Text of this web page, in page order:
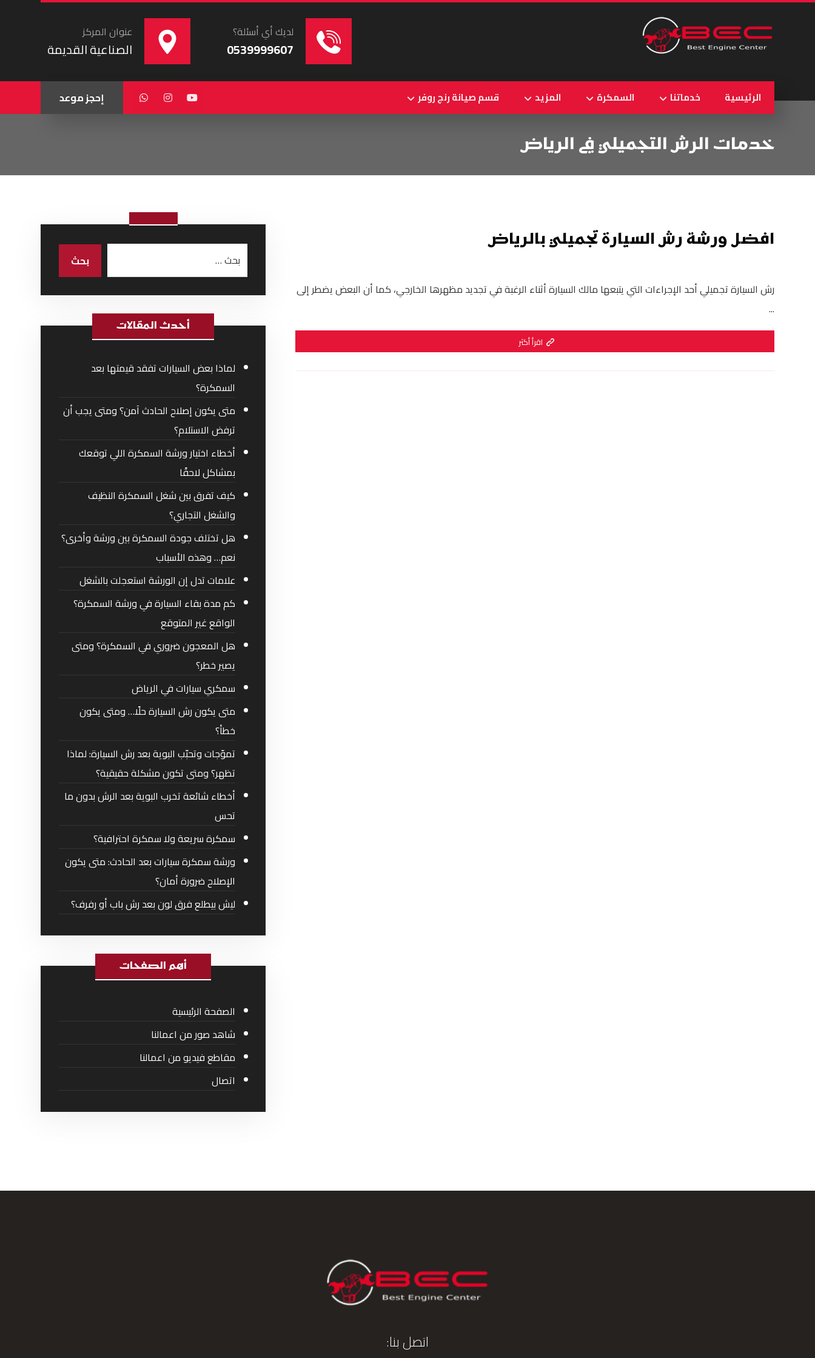
عنوان المركز
الصناعية القديمة
لديك أي أسئلة؟
0539999607
الرئيسية خدماتنا السمكرة المزيد قسم صيانة رنج روفر إحجز موعد
خدمات الرش التجميلي في الرياض
افضل ورشة رش السيارة تجميلي بالرياض
رش السيارة تجميلي أحد الإجراءات التي يتبعها مالك السيارة أثناء الرغبة في تجديد مظهرها الخارجي، كما أن البعض يضطر إلى
...
اقرأ أكثر
أحدث المقالات
لماذا بعض السيارات تفقد قيمتها بعد
السمكرة؟
متى يكون إصلاح الحادث آمن؟ ومتى يجب أن
ترفض الاستلام؟
أخطاء اختيار ورشة السمكرة اللي توقعك
بمشاكل لاحقًا
كيف تفرق بين شغل السمكرة النظيف
والشغل التجاري؟
هل تختلف جودة السمكرة بين ورشة وأخرى؟
نعم… وهذه الأسباب
علامات تدل إن الورشة استعجلت بالشغل
كم مدة بقاء السيارة في ورشة السمكرة؟
الواقع غير المتوقع
هل المعجون ضروري في السمكرة؟ ومتى
يصير خطر؟
سمكري سيارات في الرياض
متى يكون رش السيارة حلًا… ومتى يكون
خطأ؟
تموّجات وتحبّب البوية بعد رش السيارة: لماذا
تظهر؟ ومتى تكون مشكلة حقيقية؟
أخطاء شائعة تخرب البوية بعد الرش بدون ما
تحس
سمكرة سريعة ولا سمكرة احترافية؟
ورشة سمكرة سيارات بعد الحادث: متى يكون
الإصلاح ضرورة أمان؟
ليش بيطلع فرق لون بعد رش باب أو رفرف؟
أهم الصفحات
الصفحة الرئيسية
شاهد صور من اعمالنا
مقاطع فيديو من اعمالنا
اتصال
اتصل بنا: